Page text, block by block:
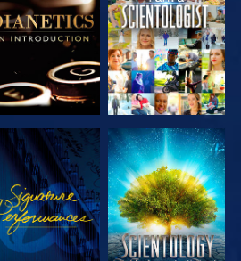
ENTDECKEN
ANSEHEN
SERIE
ENTDECKEN